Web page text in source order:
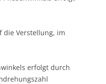
die Verstellung, im
erfolgt durch